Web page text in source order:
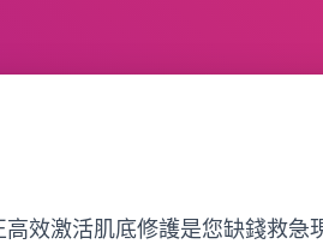
高效激活肌底修護是您缺錢救急